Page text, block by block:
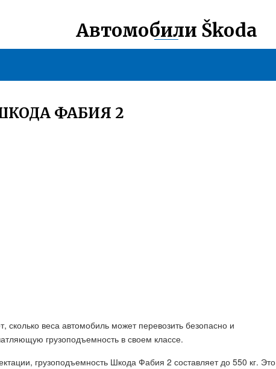
Автомобили Škoda
ФАБИЯ 2
веса автомобиль может перевозить безопасно и
грузоподъемность в своем классе.
грузоподъемность Шкода Фабия 2 составляет до 550 кг. Это